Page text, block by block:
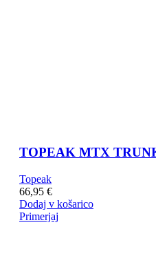
TOPEAK MTX
Topeak
66,95 €
Dodaj v košarico
Primerjaj